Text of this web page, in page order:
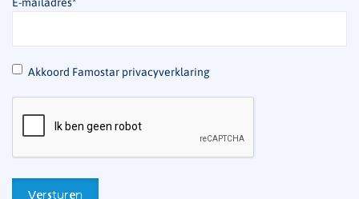
E-mailadres*
* Akkoord Famostar privacyverklaring